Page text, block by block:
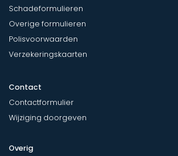
Schadeformulieren
Overige formulieren
Polisvoorwaarden
Verzekeringskaarten
Contact
Contactformulier
Wijziging doorgeven
Overig